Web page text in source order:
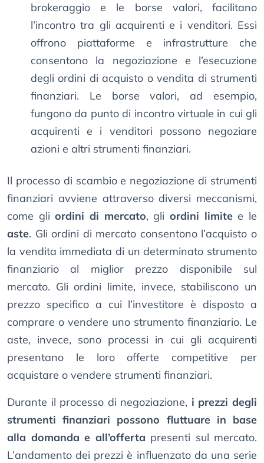
brokeraggio e le borse valori, facilitano
l’incontro tra gli acquirenti e i venditori. Essi
offrono piattaforme e infrastrutture che
consentono la negoziazione e l’esecuzione
degli ordini di acquisto o vendita di strumenti
finanziari. Le borse valori, ad esempio,
fungono da punto di incontro virtuale in cui gli
acquirenti e i venditori possono negoziare
azioni e altri strumenti finanziari.
Il processo di scambio e negoziazione di strumenti
finanziari avviene attraverso diversi meccanismi,
come gliordini di mercato, gliordini limitee le
aste. Gli ordini di mercato consentono l’acquisto o
la vendita immediata di un determinato strumento
finanziario al miglior prezzo disponibile sul
mercato. Gli ordini limite, invece, stabiliscono un
prezzo specifico a cui l’investitore è disposto a
comprare o vendere uno strumento finanziario. Le
aste, invece, sono processi in cui gli acquirenti
presentano le loro offerte competitive per
acquistare o vendere strumenti finanziari.
Durante il processo di negoziazione, i prezzi degli
strumenti finanziari possono fluttuare in base
alla domanda e all’offerta presenti sul mercato.
L’andamento dei prezzi è influenzato da una serie